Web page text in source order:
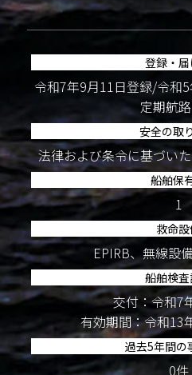
登録・
令和7年9月11日登録/令和
定期航
安全の取
法律および条令に基づい
船舶保
1
救命
EPIRB、無線設
船舶検
交付：令和7
有効期間：令和13
過去5年間の
0件